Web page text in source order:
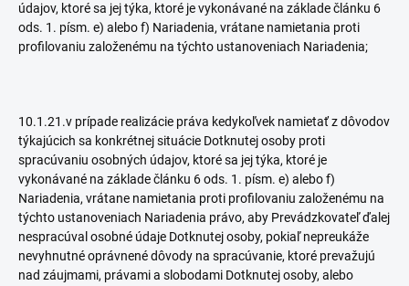
údajov, ktoré sa jej týka, ktoré je vykonávané na základe článku 6
ods. 1. písm. e) alebo f) Nariadenia, vrátane namietania proti
profilovaniu založenému na týchto ustanoveniach Nariadenia;
10.1.21.v prípade realizácie práva kedykoľvek namietať z dôvodov
týkajúcich sa konkrétnej situácie Dotknutej osoby proti
spracúvaniu osobných údajov, ktoré sa jej týka, ktoré je
vykonávané na základe článku 6 ods. 1. písm. e) alebo f)
Nariadenia, vrátane namietania proti profilovaniu založenému na
týchto ustanoveniach Nariadenia právo, aby Prevádzkovateľ ďalej
nespracúval osobné údaje Dotknutej osoby, pokiaľ nepreukáže
nevyhnutné oprávnené dôvody na spracúvanie, ktoré prevažujú
nad záujmami, právami a slobodami Dotknutej osoby, alebo